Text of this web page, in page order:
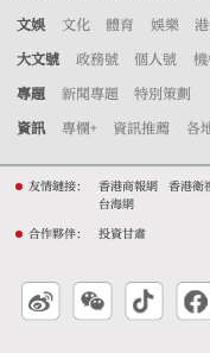
文娛 文化 體育 娛樂
大文號 政務號 個人號 機
專題 新聞專題 特別策劃
資訊 專欄+ 資訊推薦 各
友情鏈接： 香港商報網 香港衛
台海網
合作夥伴： 投資甘肅